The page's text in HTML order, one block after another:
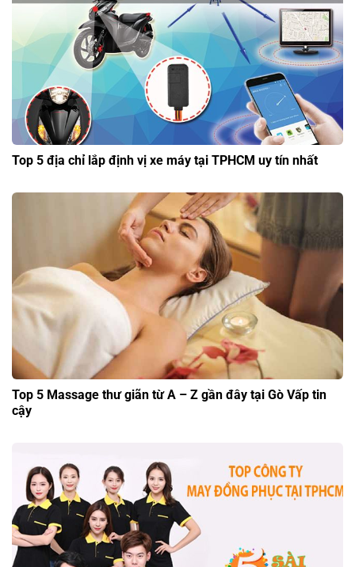
Top 5 địa chỉ lắp định vị xe máy tại TPHCM uy tín nhất
Top 5 Massage thư giãn từ A – Z gần đây tại Gò Vấp tin
cậy